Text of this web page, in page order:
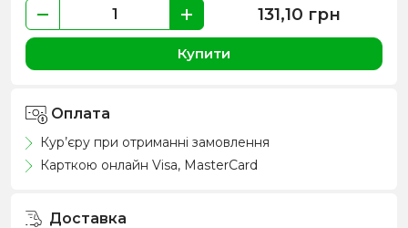
131,10 грн
Купити
Оплата
Кур’єру при отриманні замовлення
Карткою онлайн Visa, MasterCard
Доставка